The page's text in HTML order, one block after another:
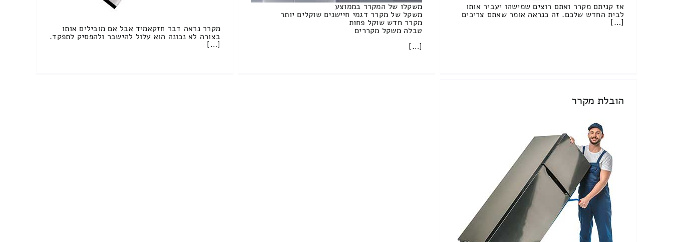
אז קניתם מקרר ואתם רוצים שמישהו יעביר אותו
לבית החדש שלכם. זה כנראה אומר שאתם צריכים
[…]
משקלו של המקרר בממוצע
משקל של מקרר דגמי חיישנים שוקלים יותר
מקרר חדש שוקל פחות
טבלה משקל מקררים
[…]
מקרר נראה דבר חזקאמיד אבל אם מובילים אותו
בצורה לא נכונה הוא עלול להישבר ולהפסיק לתפקד.
[…]
הובלת מקרר